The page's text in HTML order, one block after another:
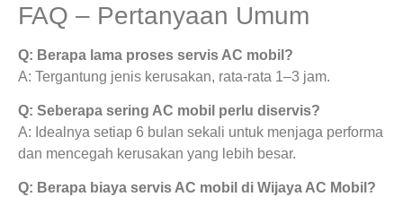
FAQ – Pertanyaan Umum
Q: Berapa lama proses servis AC mobil?
A: Tergantung jenis kerusakan, rata-rata 1–3 jam.
Q: Seberapa sering AC mobil perlu diservis?
A: Idealnya setiap 6 bulan sekali untuk menjaga performa
dan mencegah kerusakan yang lebih besar.
Q: Berapa biaya servis AC mobil di Wijaya AC Mobil?